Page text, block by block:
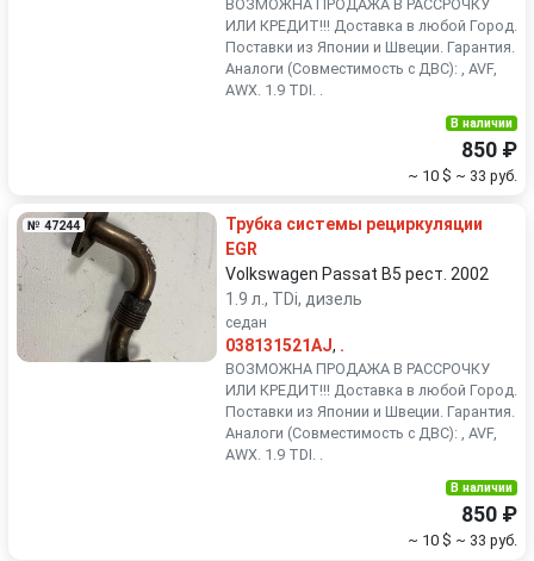
Volkswagen
ВОЗМОЖНА ПРОДАЖА В РАССРОЧКУ
ИЛИ КРЕДИТ!!! Доставка в любой Город.
Поставки из Японии и Швеции. Гарантия.
Аналоги (Совместимость с ДВС): , AVF,
AWX. 1.9 TDI. .
В наличии
850 ₽
~ 10 $ ~ 33 руб.
№ 47244
Трубка системы рециркуляции
EGR
Volkswagen Passat B5 рест. 2002
1.9 л., TDi, дизель
седан
038131521AJ, .
ВОЗМОЖНА ПРОДАЖА В РАССРОЧКУ
ИЛИ КРЕДИТ!!! Доставка в любой Город.
Поставки из Японии и Швеции. Гарантия.
Аналоги (Совместимость с ДВС): , AVF,
AWX. 1.9 TDI. .
В наличии
850 ₽
~ 10 $ ~ 33 руб.